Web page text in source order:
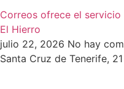
Correos ofrece el
El Hierro
julio 22, 2026 No hay
Santa Cruz de Tenerife,